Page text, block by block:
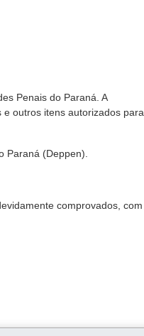
Penais do Paraná. A
outros itens autorizados para
Paraná (Deppen).
comprovados, com